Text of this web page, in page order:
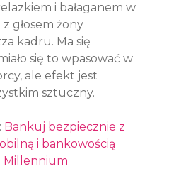
i bałaganem w
głosem żony
kadru. Ma się
się to wpasować w
ale efekt jest
sztuczny.
Bankuj bezpiecznie z
i bankowością
Millennium